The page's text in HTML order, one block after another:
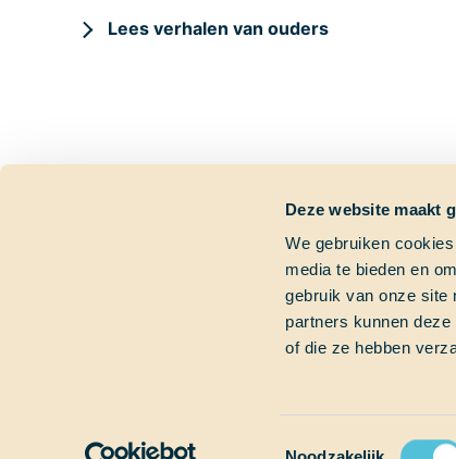
Deze website maakt
We gebruiken
media te bieden en
gebruik van onze site
partners kunnen
of die ze hebben
Toestemmingsselectie
Lees verhalen van ouders
Dringende
Heb je een
Bel gerust of